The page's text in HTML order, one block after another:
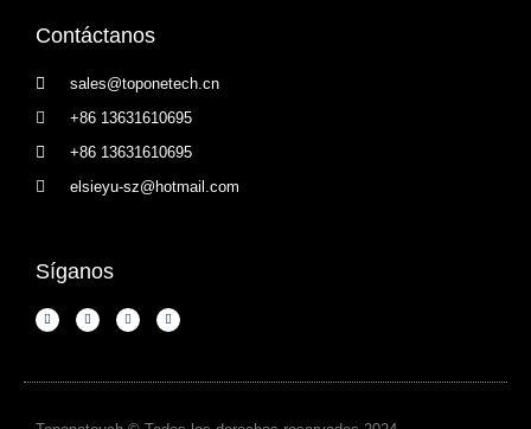
Contáctanos
sales@toponetech.cn
+86 13631610695
+86 13631610695
elsieyu-sz@hotmail.com
Síganos